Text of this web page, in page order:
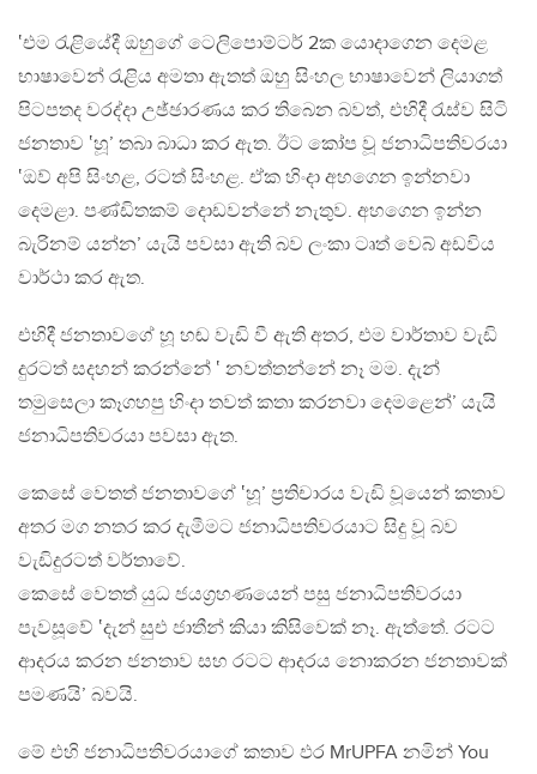
‛එම රැළියේදී ඔහුගේ ටෙලිපොම්ටර් 2ක යොදාගෙන දෙමළ
භාෂාවෙන් රැළිය අමතා ඇතත් ඔහු සිංහල භාෂාවෙන් ලියාගත්
පිටපතද වරද්දා උඡ්ඡාරණය කර තිබෙන බවත්, එහිදී රැස්ව සිටි
ජනතාව ‛හූ’ තබා බාධා කර ඇත. ඊට කෝප වූ ජනාධිපතිවරයා
‛ඔව් අපි සිංහළ, රටත් සිංහළ. ඒක හිංදා අහගෙන ඉන්නවා
දෙමළා. පණ්ඩිතකම් දොඩවන්නේ නැතුව. අහගෙන ඉන්න
බැරිනම් යන්න’ යැයි පවසා ඇති බව ලංකා ටෘත් වෙබ් අඩවිය
වාර්ථා කර ඇත.
එහිදී ජනතාවගේ හූ හඬ වැඩි වී ඇති අතර, එම වාර්තාව වැඩි
දුරටත් සදහන් කරන්නේ ‛ නවත්තන්නේ නෑ මම. දැන්
තමුසෙලා කෑගහපු හිංදා තවත් කතා කරනවා දෙමළෙන්’ යැයි
ජනාධිපතිවරයා පවසා ඇත.
කෙසේ වෙතත් ජනතාවගේ ‛හූ’ ප්‍රතිචාරය වැඩි වූයෙන් කතාව
අතර මග නතර කර දැමීමට ජනාධිපතිවරයාට සිදු වූ බව
වැඩිදුරටත් වර්තාවේ.
කෙසේ වෙතත් යුධ ජයග්‍රහණයෙන් පසු ජනාධිපතිවරයා
පැවසූවේ ‛දැන් සුඑ ජාතීන් කියා කිසිවෙක් නෑ. ඇත්තේ. රටට
ආදරය කරන ජනතාව සහ රටට ආදරය නොකරන ජනතාවක්
පමණයි’ බවයි.
මේ එහි ජනාධිපතිවරයාගේ කතාව ඵර MrUPFA නමින් You